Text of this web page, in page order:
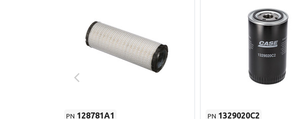
PN 128781A1
PN 1329020C2